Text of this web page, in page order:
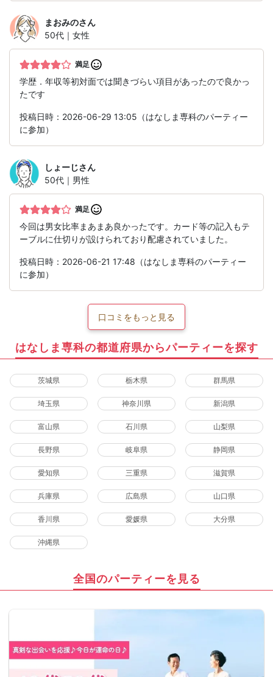
まおみのさん
50代｜女性
満足
学歴．年収等初対面では聞きづらい項目があったので良かっ
たです
投稿日時：2026-06-29 13:05（はなしま専科のパーティー
に参加）
しょーじさん
50代｜男性
満足
今回は男女比率まあまあ良かったです。カード等の記入もテ
ーブルに仕切りが設けられており配慮されていました。
投稿日時：2026-06-21 17:48（はなしま専科のパーティー
に参加）
口コミをもっと見る
はなしま専科の都道府県からパーティーを探す
茨城県 栃木県 群馬県
埼玉県 神奈川県 新潟県
富山県 石川県 山梨県
長野県 岐阜県 静岡県
愛知県 三重県 滋賀県
兵庫県 広島県 山口県
香川県 愛媛県 大分県
沖縄県
全国のパーティーを見る